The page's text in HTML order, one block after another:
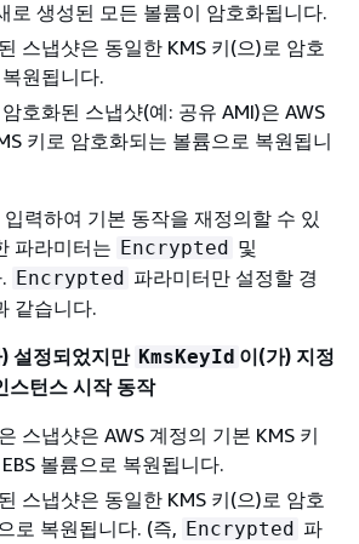
로 생성된 모든 볼륨이 암호화됩니다.
스냅샷은 동일한 KMS 키(으)로 암호
원됩니다.
호화된 스냅샷(예: 공유 AMI)은 AWS
키로 암호화되는 볼륨으로 복원됩니
력하여 기본 동작을 재정의할 수 있
파라미터는 Encrypted 및
Encrypted 파라미터만 설정할 경
같습니다.
설정되었지만 KmsKeyId 이(가) 지정
스턴스 시작 동작
스냅샷은 AWS 계정의 기본 KMS 키
볼륨으로 복원됩니다.
스냅샷은 동일한 KMS 키(으)로 암호
로 복원됩니다. (즉, Encrypted 파